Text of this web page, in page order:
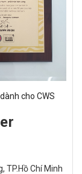
cho CWS
TP.Hồ Chí Minh